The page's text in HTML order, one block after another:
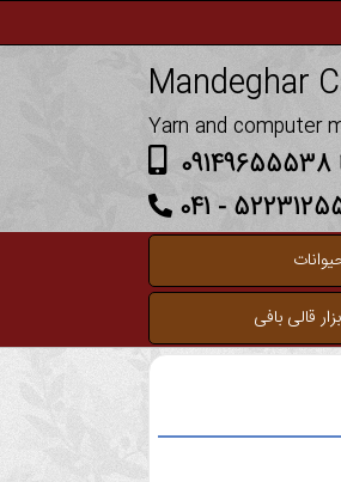
Mandeghar
Yarn and computer
قالی بافی